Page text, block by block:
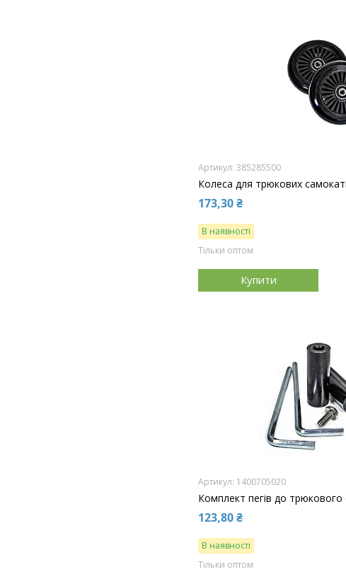
385285500
Колеса для трюкових
173,30 ₴
В наявності
Тільки оптом
Купити
1400705020
Комплект пегів до трюкового
123,80 ₴
В наявності
Тільки оптом